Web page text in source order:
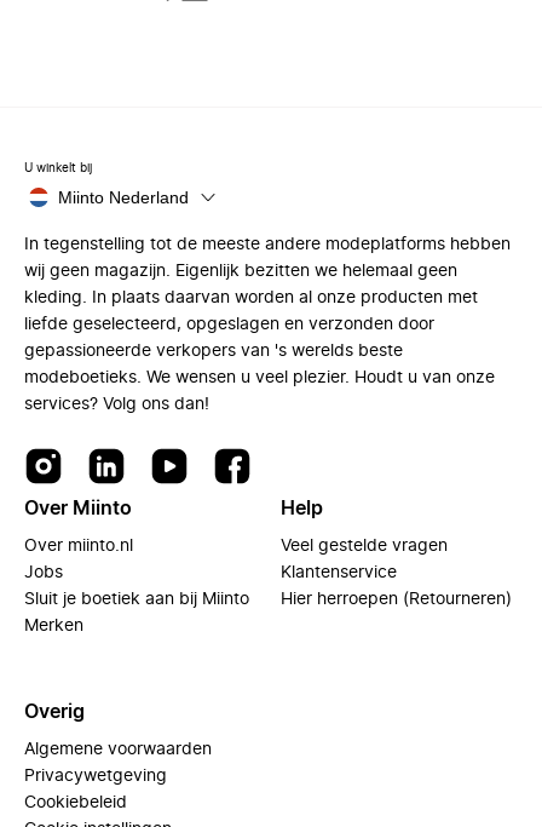
U winkelt bij
Miinto Nederland
In tegenstelling tot de meeste andere modeplatforms hebben
wij geen magazijn. Eigenlijk bezitten we helemaal geen
kleding. In plaats daarvan worden al onze producten met
liefde geselecteerd, opgeslagen en verzonden door
gepassioneerde verkopers van 's werelds beste
modeboetieks. We wensen u veel plezier. Houdt u van onze
services? Volg ons dan!
Over Miinto
Over miinto.nl
Jobs
Sluit je boetiek aan bij Miinto
Merken
Help
Veel gestelde vragen
Klantenservice
Hier herroepen (Retourneren)
Overig
Algemene voorwaarden
Privacywetgeving
Cookiebeleid